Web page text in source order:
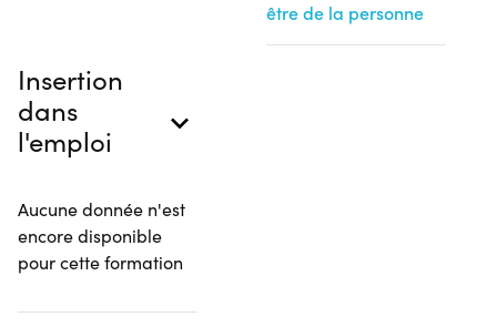
être de la personne
Insertion
dans
l'emploi
Aucune donnée n'est
encore disponible
pour cette formation